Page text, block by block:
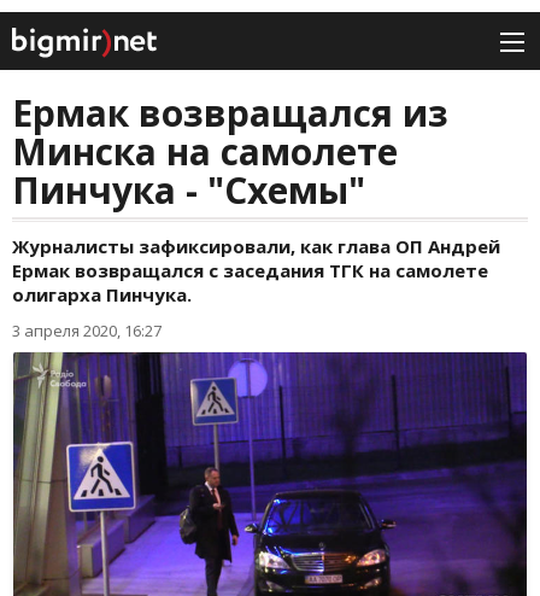
Ермак возвращался из
Минска на самолете
Пинчука - "Схемы"
Журналисты зафиксировали, как глава ОП Андрей
Ермак возвращался с заседания ТГК на самолете
олигарха Пинчука.
3 апреля 2020, 16:27